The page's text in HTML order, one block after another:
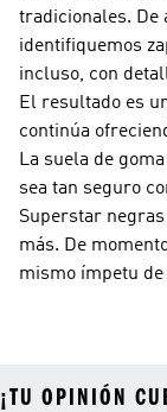
tradicionales. De
identifiquemos
incluso, con
El resultado es
continúa
La suela de
sea tan seguro
Superstar
más. De
mismo ímpetu
¡TU OPINIÓN